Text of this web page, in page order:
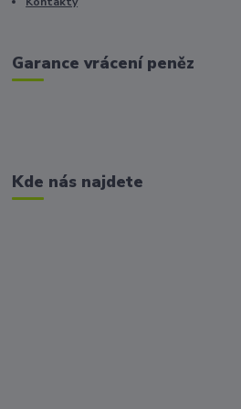
Garance vrácení peněz
Kde nás najdete